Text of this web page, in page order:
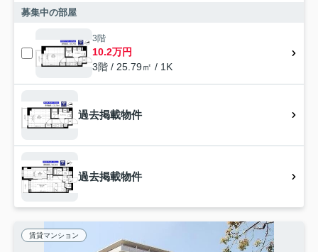
募集中の部屋
3階
10.2万円
3階 / 25.79㎡ / 1K
過去掲載物件
過去掲載物件
賃貸マンション